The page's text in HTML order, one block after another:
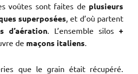
voûtes sont faites de plusieurs
superposées , et d’où partent
d’aération . L’ensemble silos +
de maçons italiens
que le grain était récupéré.